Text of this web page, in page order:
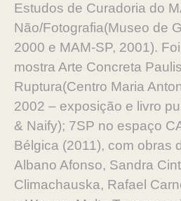
Estudos de Curadoria do
Não/Fotografia(Museo de
2000 e MAM-SP, 2001).
mostra Arte Concreta
Ruptura(Centro Maria
2002 – exposição e livro
& Naify); 7SP no espaço
Bélgica (2011), com obras
Albano Afonso, Sandra
Climachauska, Rafael